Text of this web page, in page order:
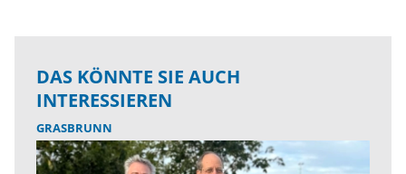
DAS KÖNNTE SIE AUCH
INTERESSIEREN
GRASBRUNN